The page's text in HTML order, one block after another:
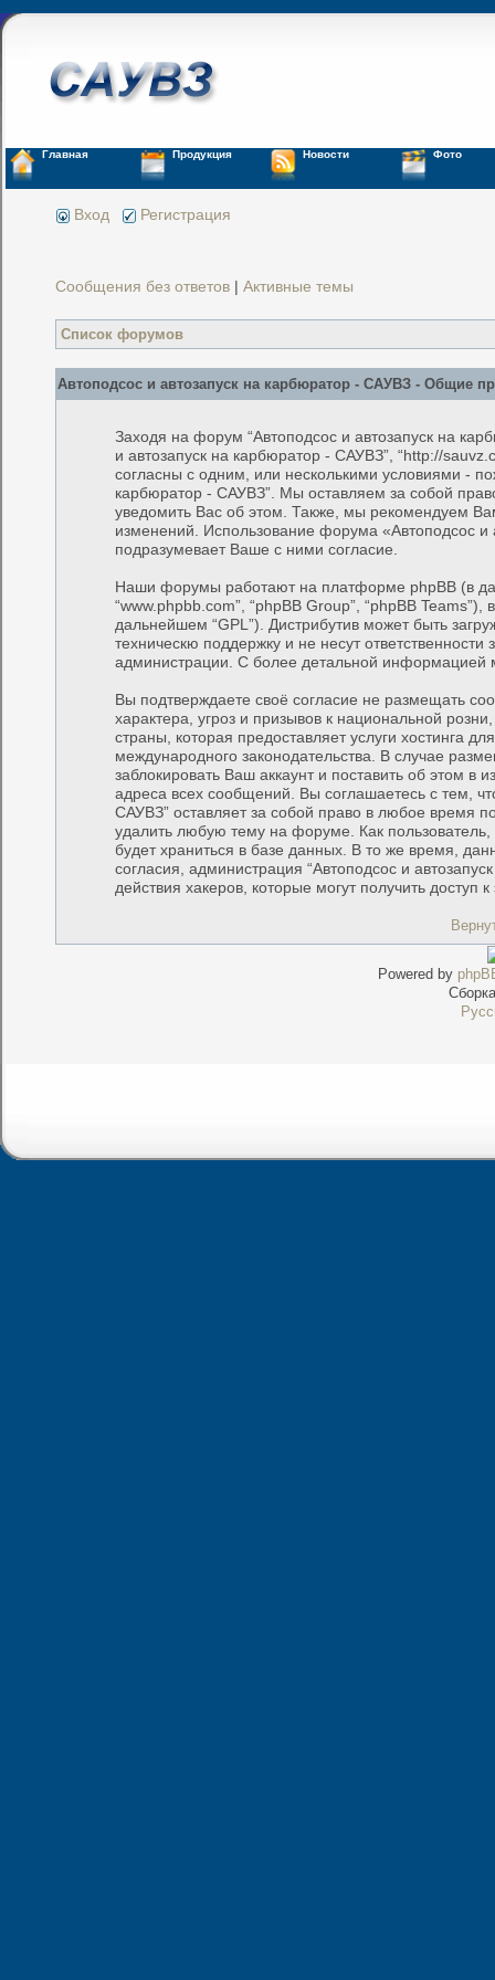
Главная Продукция Новости Фото
Вход Регистрация
Сообщения без ответов |Активные темы
Список форумов
Автоподсос и автозапуск на карбюратор - САУВЗ - Общие
Заходя на форум “Автоподсос и автозапуск на
и автозапуск на карбюратор - САУВЗ”, “http://
согласны с одним, или несколькими условиями -
карбюратор - САУВЗ”. Мы оставляем за собой
уведомить Вас об этом. Также, мы рекомендуем
изменений. Использование форума «Автоподсос
подразумевает Ваше с ними согласие.
Наши форумы работают на платформе phpBB (в
“www.phpbb.com”, “phpBB Group”, “phpBB
дальнейшем “GPL”). Дистрибутив может быть
техническю поддержку и не несут
администрации. С более детальной информацией
Вы подтверждаете своё согласие не размещать
характера, угроз и призывов к национальной
страны, которая предоставляет услуги хостинга
международного законодательства. В случае
заблокировать Ваш аккаунт и поставить об этом в
адреса всех сообщений. Вы соглашаетесь с тем,
САУВЗ” оставляет за собой право в любое время
удалить любую тему на форуме. Как
будет храниться в базе данных. В то же время,
согласия, администрация “Автоподсос и
действия хакеров, которые могут получить
Powered by